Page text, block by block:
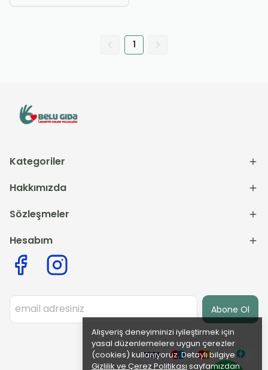
Alışveriş deneyiminizi iyileştirmek için
yasal düzenlemelere uygun çerezler
(cookies) kullanıyoruz. Detaylı bilgiye
Gizlilik ve Çerez Politikası sayfamızdan
1
Kategoriler
Hakkımızda
Sözleşmeler
Hesabım
Abone Ol